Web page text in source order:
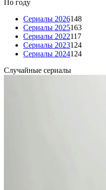
По году
Сериалы 2026148
Сериалы 2025163
Сериалы 2022117
Сериалы 2023124
Сериалы 2024124
Случайные сериалы